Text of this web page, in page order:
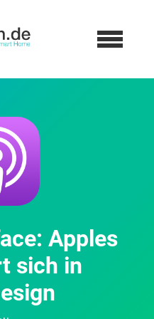
Apples
sich in